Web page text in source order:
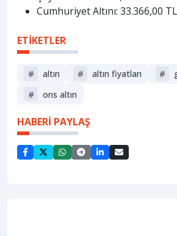
Cumhuriyet Altını: 33.366,00 TL
ETİKETLER
# altın # altın fiyatları #
#
ons altın
HABERİ PAYLAŞ